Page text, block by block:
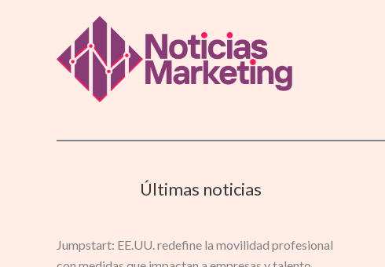
Últimas noticias
Jumpstart: EE.UU. redefine la movilidad profesional